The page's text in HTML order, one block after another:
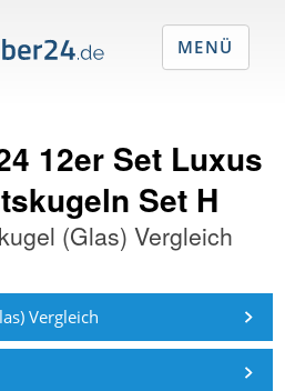
12er Set Luxus
Set H
(Glas) Vergleich
Vergleich
MENÜ